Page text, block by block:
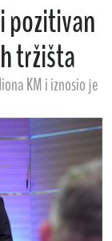
pozitivan
tržišta
KM i iznosio je